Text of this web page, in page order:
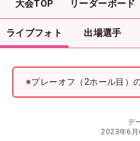
大会TOP リーダーボード
ライブフォト 出場選手
※プレーオフ（2ホール目）
デ
2023年6月